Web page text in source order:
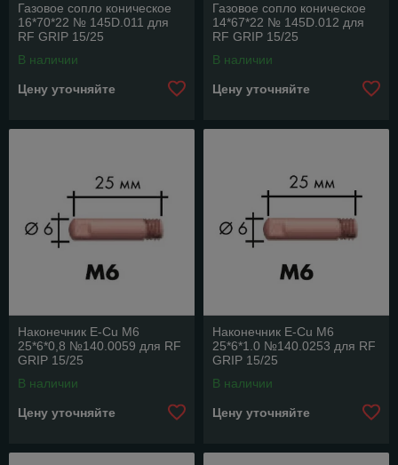
Газовое сопло коническое
16*70*22 № 145D.011 для
RF GRIP 15/25
В наличии
Цену уточняйте
Газовое сопло коническое
14*67*22 № 145D.012 для
RF GRIP 15/25
В наличии
Цену уточняйте
Наконечник E-Cu M6
25*6*0,8 №140.0059 для RF
GRIP 15/25
В наличии
Цену уточняйте
Наконечник E-Cu M6
25*6*1.0 №140.0253 для RF
GRIP 15/25
В наличии
Цену уточняйте